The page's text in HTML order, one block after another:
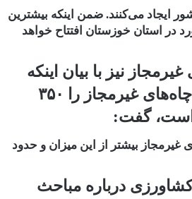
ایجاد می‌کنند. ضمن اینکه بیشترین
به تعداد ۱۷۱ مورد در استان خوزستان افتتاح خواهد
نیز با بیان اینکه
وزارت نیرو تعداد چاه‌های غیرمجاز را ۳۵۰
است، گفت:
غیرمجاز بیشتر از این میزان و حدود
درباره مباحث